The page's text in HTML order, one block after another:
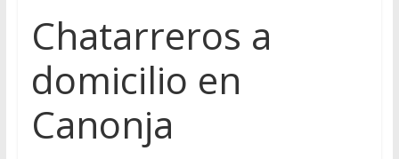
Chatarreros a
domicilio en
Canonja